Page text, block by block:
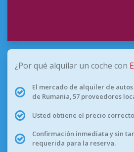
¿Por qué alquilar un coche con
El mercado de alquiler de
de Rumania, 57 proveedores
Usted obtiene el precio
Confirmación inmediata y sin
requerida para la reserva.